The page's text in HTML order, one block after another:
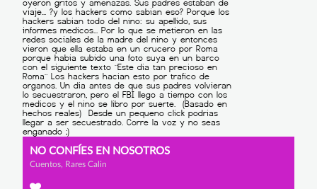
NO CONFÍES EN NOSOTROS
Cuentos, Rares Calin